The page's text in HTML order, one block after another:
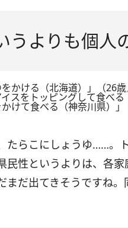
うよりも個人
かける（北海道）」（26
スをトッピングして食べ
けて食べる（神奈川県）
たらこにしょうゆ……。
民性というよりは、各
まだ出てきそうですね